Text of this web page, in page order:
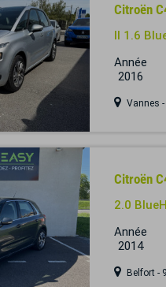
Citroën
II 1.6
Année
2016
Vannes
Citroën
2.0
Année
2014
Belfort -